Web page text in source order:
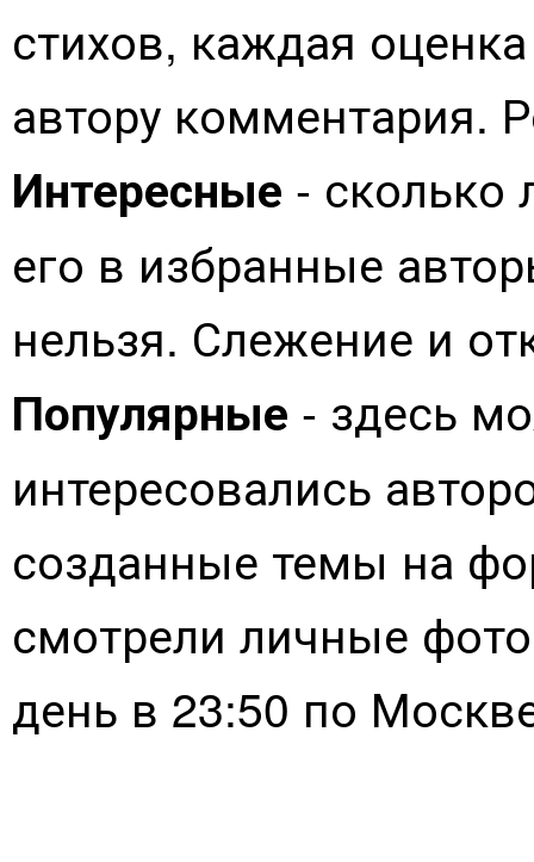
стихов, каждая
автору комментария.
Интересные - сколько
его в избранные
нельзя. Слежение и
Популярные - здесь
интересовались
созданные темы на
смотрели личные
день в 23:50 по